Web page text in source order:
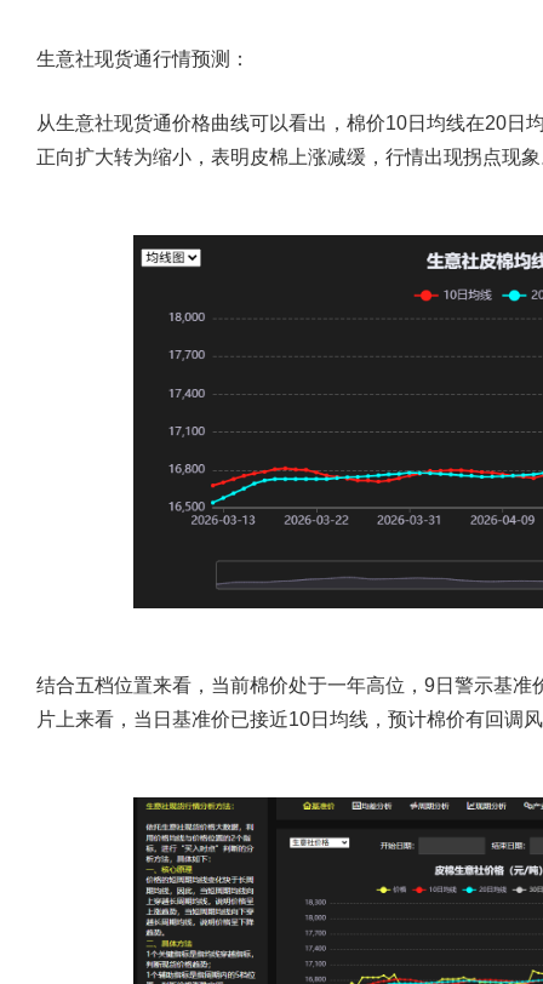
生意社现货通行情预测：
从生意社现货通价格曲线可以看出，棉价10日均线在20日
正向扩大转为缩小，表明皮棉上涨减缓，行情出现拐点现
结合五档位置来看，当前棉价处于一年高位，9日警示基
片上来看，当日基准价已接近10日均线，预计棉价有回调